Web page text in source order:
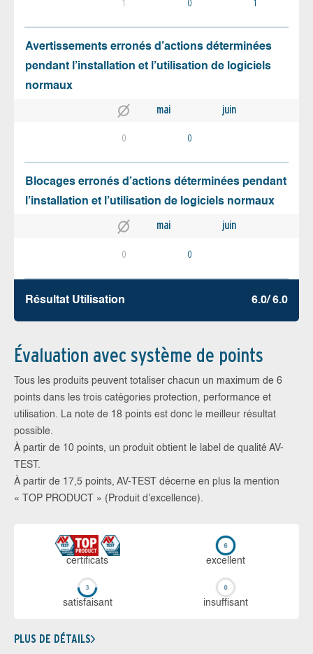
1 0 1
Avertissements erronés d’actions déterminées
pendant l’installation et l’utilisation de logiciels
normaux
mai juin
0 0
Blocages erronés d’actions déterminées pendant
l’installation et l’utilisation de logiciels normaux
mai juin
0 0
Résultat Utilisation 6.0/ 6.0
Évaluation avec système de points
Tous les produits peuvent totaliser chacun un maximum de 6
points dans les trois catégories protection, performance et
utilisation. La note de 18 points est donc le meilleur résultat
possible.
À partir de 10 points, un produit obtient le label de qualité AV-
TEST.
À partir de 17,5 points, AV-TEST décerne en plus la mention
« TOP PRODUCT » (Produit d’excellence).
certi­ficats ex­cellent
sa­tis­fai­sant in­suf­fi­sant
PLUS DE DÉTAILS